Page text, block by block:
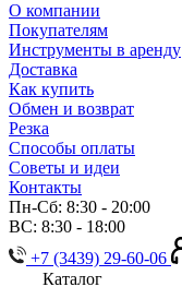
О компании
Покупателям
Инструменты в аренду
Доставка
Как купить
Обмен и возврат
Резка
Способы оплаты
Советы и идеи
Контакты
Пн-Сб: 8:30 - 20:00
ВС: 8:30 - 18:00
+7 (3439) 29-60-06
Каталог